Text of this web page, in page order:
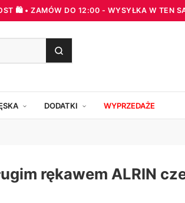
🛍️ • ZAMÓW DO 12:00 - WYSYŁKA W TEN
DODATKI WYPRZEDAŻE
rękawem ALRIN